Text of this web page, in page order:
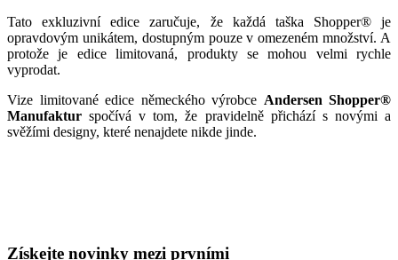
Tato exkluzivní edice zaručuje, že každá taška Shopper® je
opravdovým unikátem, dostupným pouze v omezeném množství. A
protože je edice limitovaná, produkty se mohou velmi rychle
vyprodat.
Vize limitované edice německého výrobce Andersen Shopper®
Manufakturspočívá v tom, že pravidelně přichází s novými a
svěžími designy, které nenajdete nikde jinde.
Získejte novinky mezi prvními